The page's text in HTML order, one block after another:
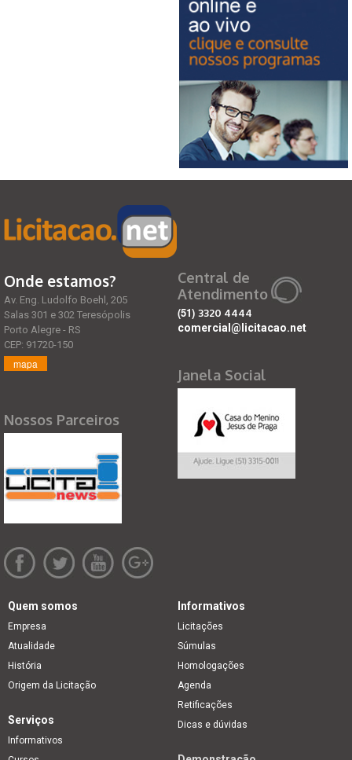
Onde estamos?
Av. Eng. Ludolfo Boehl, 205
Salas 301 e 302 Teresópolis
Porto Alegre - RS
CEP: 91720-150
mapa
Nossos Parceiros
Central de
Atendimento
(51) 3320 4444
comercial@licitacao.net
Janela Social
Quem somos
Empresa
Atualidade
História
Origem da Licitação
Informativos
Licitações
Súmulas
Homologações
Agenda
Retificações
Dicas e dúvidas
Serviços
Informativos